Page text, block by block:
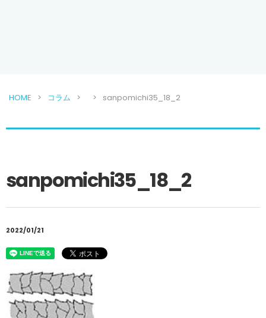
HOME コラム sanpomichi35_18_2
sanpomichi35_18_2
2022/01/21